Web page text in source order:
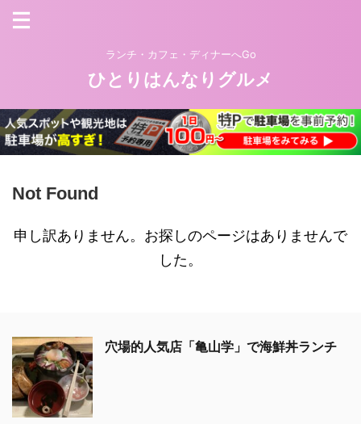
ランチ・カフェ・ディナーへGo
ひとりはんなりグルメ
Not Found
申し訳ありません。お探しのページはありませんで
した。
穴場的人気店「亀山学」で海鮮丼ランチ